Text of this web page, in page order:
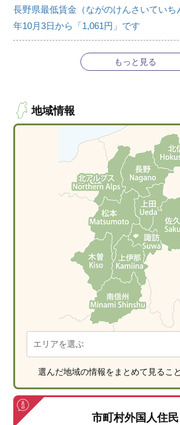
長野県最低賃金（ながのけんさいていち
年10月3日から「1,061円」です
もっと見る
地域情報
選んだ地域の情報をまとめて見るこ
市町村外国人住民